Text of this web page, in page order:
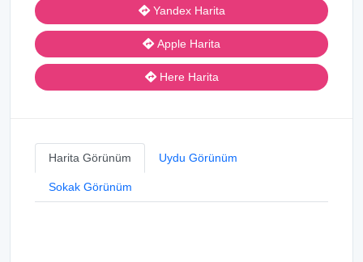
Yandex Harita
Apple Harita
Here Harita
Harita Görünüm Uydu Görünüm
Sokak Görünüm